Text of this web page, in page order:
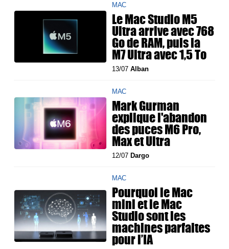
MAC
Le Mac Studio M5
Ultra arrive avec 768
Go de RAM, puis la
M7 Ultra avec 1,5 To
13/07Alban
MAC
Mark Gurman
explique l'abandon
des puces M6 Pro,
Max et Ultra
12/07 Dargo
MAC
Pourquoi le Mac
mini et le Mac
Studio sont les
machines parfaites
pour l’IA